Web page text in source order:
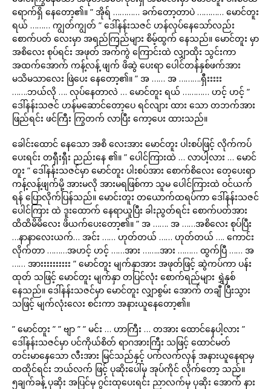
ရောက်ရှိ နေတော့၏။ ” အိုရ် ………… ခက်တော့တာပဲ ………… မောင်တူး
ရယ် ……… ကျွတ်ကျွတ် ” ဒေါ်နန်းသဇင် ဟန်လုပ်နေသော်လည်း
စောက်ပတ် လေးမှာ အရည်ကြည်များ စိမ့်ထွက် နေသည်။ မောင်တူး မှာ
အစိလေး စုပ်ရင်း အဖုတ် အက်ကွဲ ကြောင်းထဲ လျှာထိုး သွင်းကာ
အထက်အောက် ကန့်လန့် ဖျက် ဖိဆွဲ ပေးရာ ပေါင်တန်နှစ်ဖက်အား
မသိမသာလေး ဖြဲပေး နေတော့၏။ ” အ …… အ ……….ရှီးးးးး
…….ဘယ်လို …. လုပ်နေတာလဲ … မောင်တူး ရယ် ………… ဟင့် ဟင့် ”
ဒေါ်နန်းသဇင် ဟန်မဆောင်တော့ပေ ရင်လျား ထား သော တဘက်အား
ဖြည်ရင်း ဖင်ကြီး ကြွတက် လာပြီး ကော့ပေး ထားသည်။
ခေါင်းထောင် နေသော အစိ လေးအား မောင်တူး ပါးစပ်ဖြင့် လိုက်ကပ်
ပေးရင်း တရှီးရှီး ညည်းနေ ၏။ ” ပေါင်ကြားထဲ … လာပါ့လား … မောင်
တူး ” ဒေါ်နန်းသဇင်မှာ မောင်တူး ပါးစပ်အား စောက်စိလေး တေ့ပေးရာ
ကန့်လန့်ဖျက်မို့ အားမလို အားမရဖြစ်ကာ သူမ ပေါင်ကြားထဲ ဝင်ယက်
ရန် ပြောလိုက်ပြန်သည်။ မောင်းတူး တယောက်ထရပ်ကာ ဒေါ်နန်းသဇင်
ပေါင်ကြား ထဲ ဒူးထောက် နေရာယူပြီး ခါးညွတ်ရင်း စောက်ပတ်အား
ထိထိမိမိလေး ဖိယက်ပေးတော့၏။ ” အ ……. အ ……အစိလေး စုပ်ပြီး
…နာနာလေးယက်… အင်း …… ဟုတ်တယ် …… ဟုတ်တယ် …. ကောင်း
လိုက်တာ ………အဟင့် ဟင့် ……အား ……..အား ……… ထွက်ပြီ …… အ
…… အားးးးးးးးးး ” မောင်တူး မျက်နှာအား အဖုတ်ဖြင့် ဆွဲကပ်ကာ ပန်း
ထုတ် သဖြင့် မောင်တူး မျက်နှာ တပြင်လုံး စောက်ရည်များ ရွှဲနှစ်
နေသည်။ ဒေါ်နန်းသဇင်မှာ မောင်တူး လျှာစွမ်း အောက် တချီ ပြီးသွား
သဖြင့် မျက်လုံးလေး စင်းကာ အနားယူနေတော့၏။
” မောင်တူး ” ” ဗျာ ” ” မင်း … ဟာကြီး … တအား ထောင်နေပါ့လား ”
ဒေါ်နန်းသဇင်မှာ ပင်ကိုယ်စိတ် ရာဂအားကြီး သဖြင့် ထောင်မတ်
တင်းမာနေသော လီးအား မြင်သည်နှင့် ပက်လက်လှန် အနားယူနေရာမှ
ထထိုင်ရင်း ဘယ်လက် ဖြင့် ပုဆိုးပေါ်မှ အုပ်ကိုင် လိုက်တော့ သည်။
၅ချက်ခန့် ပုဆိုး အပြင်မှ ဂွင်းထုပေးရင်း ညာလက်မှ ပုဆိုး အောက် နား